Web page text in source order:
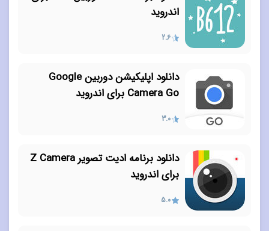
اندروید
2.6
دانلود اپلیکیشن دوربین Google
Camera Go برای اندروید
3.0
دانلود برنامه ادیت تصویر Z Camera
برای اندروید
5.0